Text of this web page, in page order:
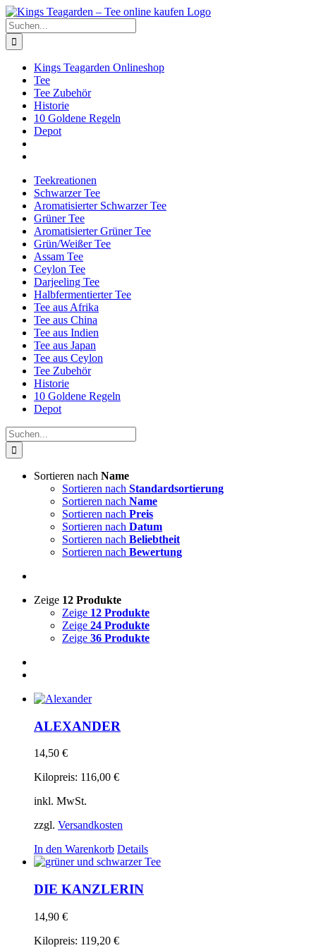
Zum
Inhalt
springen
Facebook
X
Instagram
Pinterest
Suche
nach:
Kings Teagarden Onlineshop
Tee
Tee Zubehör
Historie
10 Goldene Regeln
Depot
Teekreationen
Schwarzer Tee
Aromatisierter Schwarzer Tee
Grüner Tee
Aromatisierter Grüner Tee
Grün/Weißer Tee
Assam Tee
Ceylon Tee
Darjeeling Tee
Halbfermentierter Tee
Tee aus Afrika
Tee aus China
Tee aus Indien
Tee aus Japan
Tee aus Ceylon
Tee Zubehör
Historie
10 Goldene Regeln
Depot
Suche
nach:
Sortieren nach Name
Sortieren nach Standardsortierung
Sortieren nach Name
Sortieren nach Preis
Sortieren nach Datum
Sortieren nach Beliebtheit
Sortieren nach Bewertung
Zeige 12 Produkte
Zeige 12 Produkte
Zeige 24 Produkte
Zeige 36 Produkte
ALEXANDER
14,50 €
Kilopreis: 116,00 €
inkl. MwSt.
zzgl. Versandkosten
In den Warenkorb Details
DIE KANZLERIN
14,90 €
Kilopreis: 119,20 €